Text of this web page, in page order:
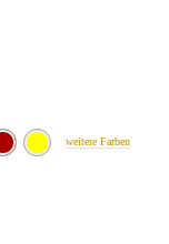
weitere Farben